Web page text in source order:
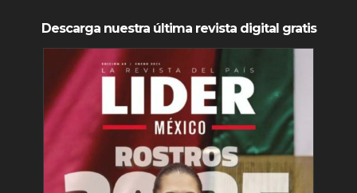
Descarga nuestra última revista digital gratis